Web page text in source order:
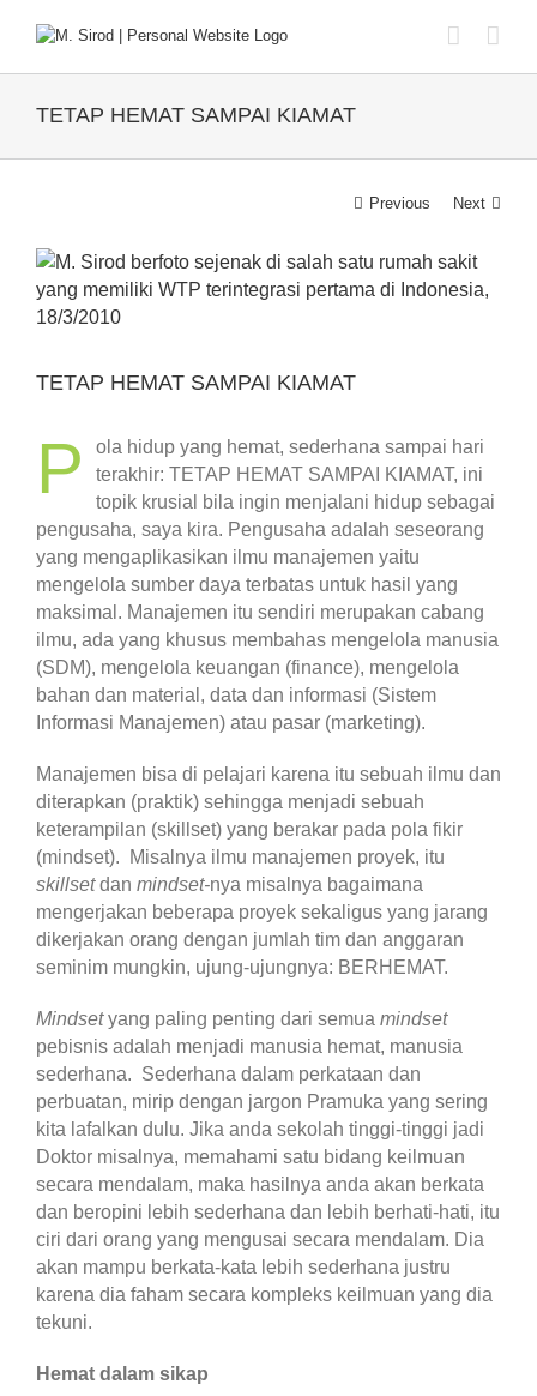
TETAP HEMAT SAMPAI KIAMAT
Previous Next
View
Larger
Image
TETAP HEMAT SAMPAI KIAMAT
P
ola hidup yang hemat, sederhana sampai hari
terakhir: TETAP HEMAT SAMPAI KIAMAT, ini
topik krusial bila ingin menjalani hidup sebagai
pengusaha, saya kira. Pengusaha adalah seseorang
yang mengaplikasikan ilmu manajemen yaitu
mengelola sumber daya terbatas untuk hasil yang
maksimal. Manajemen itu sendiri merupakan cabang
ilmu, ada yang khusus membahas mengelola manusia
(SDM), mengelola keuangan (finance), mengelola
bahan dan material, data dan informasi (Sistem
Informasi Manajemen) atau pasar (marketing).
Manajemen bisa di pelajari karena itu sebuah ilmu dan
diterapkan (praktik) sehingga menjadi sebuah
keterampilan (skillset) yang berakar pada pola fikir
(mindset). Misalnya ilmu manajemen proyek, itu
skillsetdan mindset-nya misalnya bagaimana
mengerjakan beberapa proyek sekaligus yang jarang
dikerjakan orang dengan jumlah tim dan anggaran
seminim mungkin, ujung-ujungnya: BERHEMAT.
Mindsetyang paling penting dari semua mindset
pebisnis adalah menjadi manusia hemat, manusia
sederhana. Sederhana dalam perkataan dan
perbuatan, mirip dengan jargon Pramuka yang sering
kita lafalkan dulu. Jika anda sekolah tinggi-tinggi jadi
Doktor misalnya, memahami satu bidang keilmuan
secara mendalam, maka hasilnya anda akan berkata
dan beropini lebih sederhana dan lebih berhati-hati, itu
ciri dari orang yang mengusai secara mendalam. Dia
akan mampu berkata-kata lebih sederhana justru
karena dia faham secara kompleks keilmuan yang dia
tekuni.
Hemat dalam sikap